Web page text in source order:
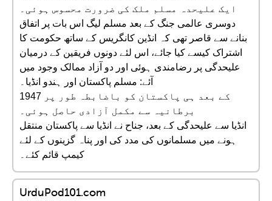
ایک علیحدہ مسلم ملک کی ضرورت محسوس ہوئی۔
دوسری عالمی جنگ کے بعد مسلم لیگ اس بات پر اتفاق
بنانے سے قاصر تھی کہ انڈین کانگریس کے ساتھ حکومت کا
اشتراک کیسے کیا جائے، اس لئے دونوں فریقین کے درمیان
علیحدگی پر رضامندی ہوئی اور دو آزاد ممالک وجود میں
آئے: مسلم پاکستان اور ہندو انڈیا۔
1947 کے بعد ہی پاکستان کو باضابطہ طور پر
برطانیہ سے مکمل آزادی حاصل ہوئی۔
انڈیا سے علیحدگی کے بعد، جناح نے انڈیا سے پاکستان منتقل
ہونے میں مسلمانوں کی مدد کی اور پناہ گزینوں کے لئے
کیمپ قائم کئے۔
UrduPod101.com